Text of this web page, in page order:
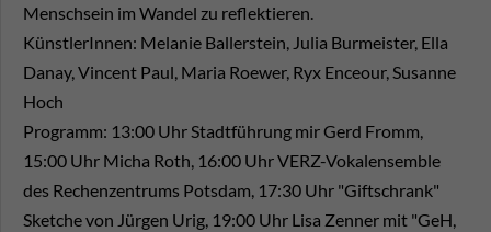
Menschsein im Wandel zu reflektieren.
KünstlerInnen: Melanie Ballerstein, Julia Burmeister, Ella
Danay, Vincent Paul, Maria Roewer, Ryx Enceour, Susanne
Hoch
Programm: 13:00 Uhr Stadtführung mir Gerd Fromm,
15:00 Uhr Micha Roth, 16:00 Uhr VERZ-Vokalensemble
des Rechenzentrums Potsdam, 17:30 Uhr "Giftschrank"
Sketche von Jürgen Urig, 19:00 Uhr Lisa Zenner mit "GeH,